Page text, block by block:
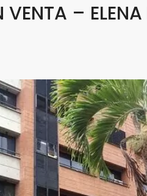
VENTA –